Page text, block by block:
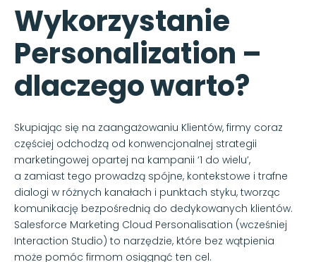
Wykorzystanie
Personalization –
dlaczego warto?
Skupiając się na zaangażowaniu Klientów, firmy coraz
częściej odchodzą od konwencjonalnej strategii
marketingowej opartej na kampanii ‘1 do wielu’,
a zamiast tego prowadzą spójne, kontekstowe i trafne
dialogi w różnych kanałach i punktach styku, tworząc
komunikację bezpośrednią do dedykowanych klientów.
Salesforce Marketing Cloud Personalisation (wcześniej
Interaction Studio) to narzędzie, które bez wątpienia
może pomóc firmom osiągnąć ten cel.